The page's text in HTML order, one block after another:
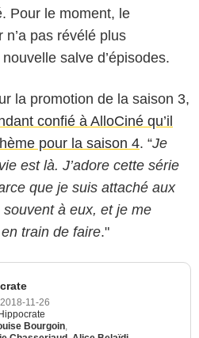
Pour le moment, le
pas révélé plus
salve d’épisodes.
la promotion de la saison 3,
confié à AlloCiné qu’il
pour la saison 4. “Je
est là. J’adore cette série
que je suis attaché aux
à eux, et je me
train de faire."
2018-11-26
Bourgoin